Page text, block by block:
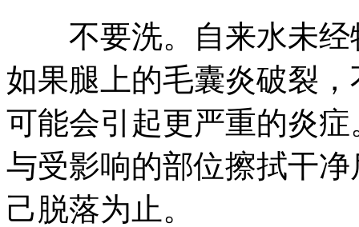
不要洗。自来水未经
如果腿上的毛囊炎破裂
可能会引起更严重的炎
与受影响的部位擦拭干
己脱落为止。